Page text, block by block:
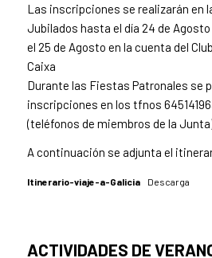
Las inscripciones se realizarán en
Jubilados hasta el día 24 de
el 25 de Agosto en la cuenta del
Caixa
Durante las Fiestas Patronales se
inscripciones en los tfnos
(teléfonos de miembros de la
A continuación se adjunta el
Itinerario-viaje-a-Galicia Descarga
ACTIVIDADES DE